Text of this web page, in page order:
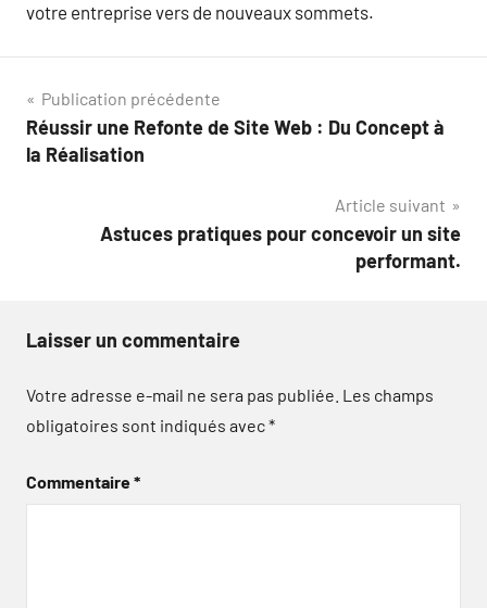
votre entreprise vers de nouveaux sommets.
Navigation
de
Publication précédente
Réussir une Refonte de Site Web : Du Concept à
la Réalisation
Article suivant
Astuces pratiques pour concevoir un site
performant.
Laisser un commentaire
Votre adresse e-mail ne sera pas publiée. Les champs
obligatoires sont indiqués avec*
Commentaire*